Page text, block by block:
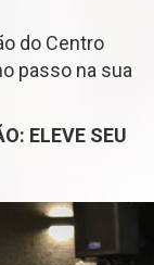
do Centro
passo na sua
ELEVE SEU